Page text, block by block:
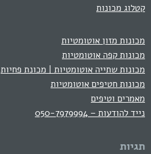
קטלוג מכונות
מכונות מזון אוטומטיות
מכונות קפה אוטומטיות
מכונות שתייה אוטומטיות | מכונת פחיות
מכונות חטיפים אוטומטיות
מאמרים וטיפים
נייד להודעות – 050-7979994
תגיות